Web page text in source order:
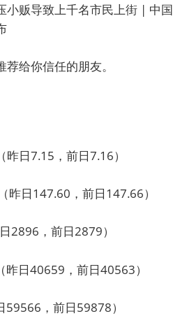
小贩导致上千名市民上街 | 中国
给你信任的朋友。
日7.15，前日7.16）
昨日147.60，前日147.66）
2896，前日2879）
日40659，前日40563）
，前日59878）